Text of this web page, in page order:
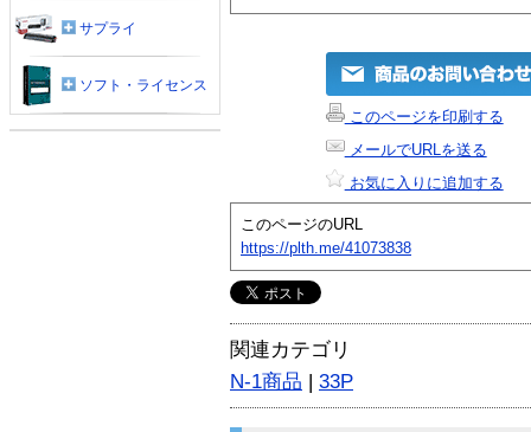
このページを印刷する
メールでURLを送る
お気に入りに追加する
このページのURL
https://plth.me/41073838
関連カテゴリ
N-1商品 | 33P
サプライ
ソフト・ライセンス